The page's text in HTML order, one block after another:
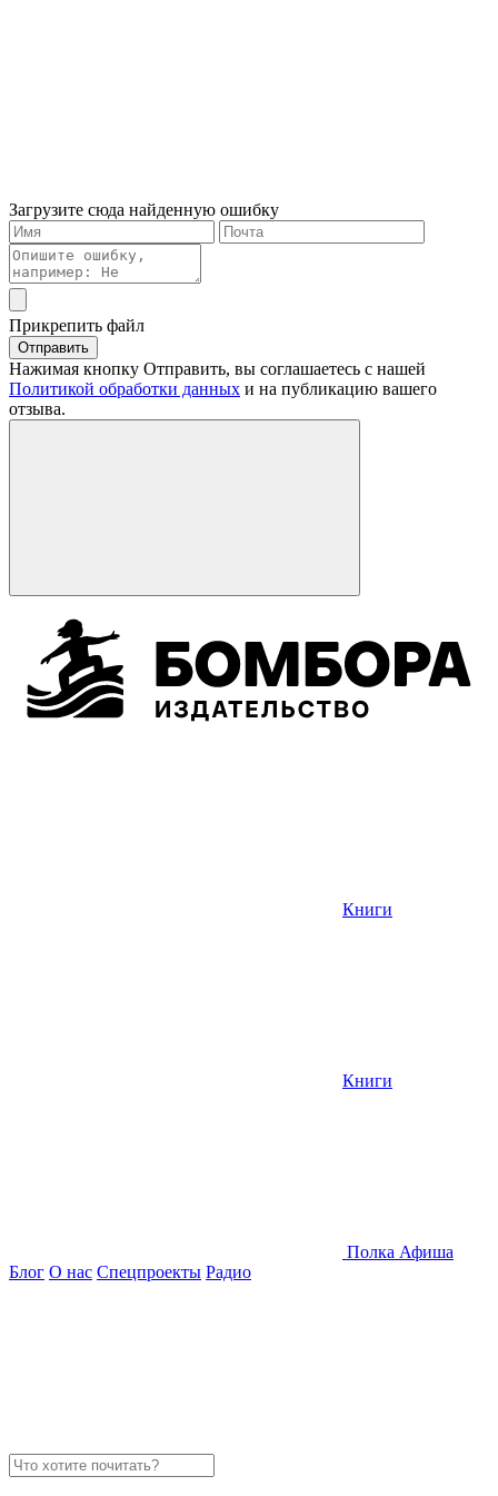
Загрузите сюда найденную ошибку
Прикрепить файл
Отправить
Нажимая кнопку Отправить, вы соглашаетесь с нашей
Политикой обработки данных и на публикацию вашего
отзыва.
Книги
Книги
Полка Афиша
Блог О нас Спецпроекты Радио